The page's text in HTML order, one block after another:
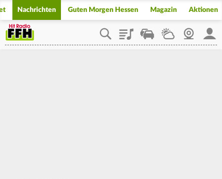
Nachrichten Guten Morgen Hessen Magazin Aktionen
PlaylistStaupilotWetterWebcam